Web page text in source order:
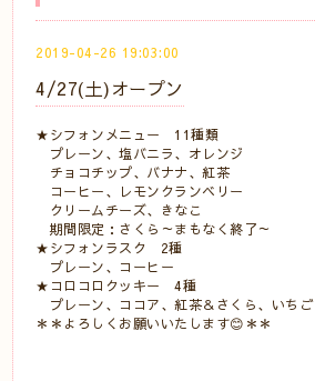
2019-04-26 19:03:00
4/27(土)オープン
★シフォンメニュー 11種類
プレーン、塩バニラ、オレンジ
チョコチップ、バナナ、紅茶
コーヒー、レモンクランベリー
クリームチーズ、きなこ
期間限定：さくら～まもなく終了～
★シフォンラスク 2種
プレーン、コーヒー
★コロコロクッキー 4種
プレーン、ココア、紅茶＆さくら、いちご
＊＊よろしくお願いいたします😊＊＊